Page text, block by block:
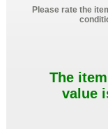
Please rate the
The
value